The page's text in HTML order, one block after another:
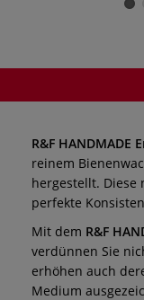
R&F HANDMADE
reinem
hergestellt. Diese
perfekte
Mit dem R&F
verdünnen Sie
erhöhen auch
Medium